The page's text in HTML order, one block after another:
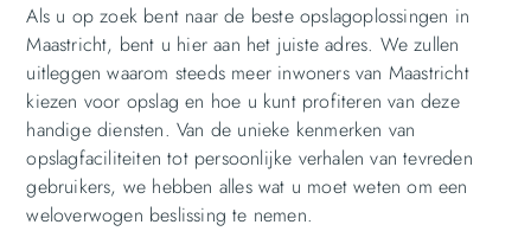
Als u op zoek bent naar de beste opslagoplossingen in
Maastricht, bent u hier aan het juiste adres. We zullen
uitleggen waarom steeds meer inwoners van Maastricht
kiezen voor opslag en hoe u kunt profiteren van deze
handige diensten. Van de unieke kenmerken van
opslagfaciliteiten tot persoonlijke verhalen van tevreden
gebruikers, we hebben alles wat u moet weten om een
weloverwogen beslissing te nemen.